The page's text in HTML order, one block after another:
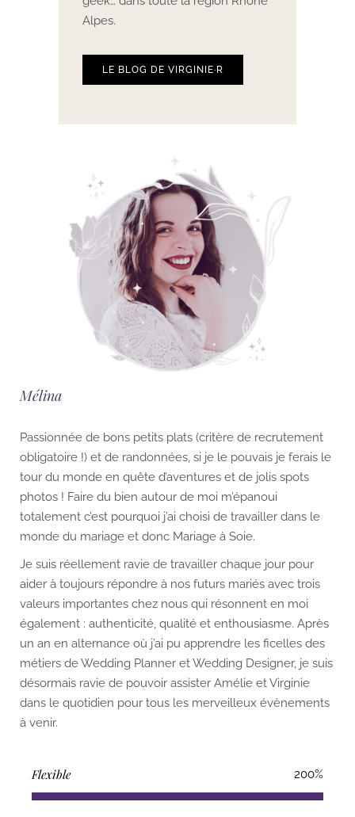
Alpes.
LE BLOG DE VIRGINIE·R
Mélina
Passionnée de bons petits plats (critère de recrutement
obligatoire !) et de randonnées, si je le pouvais je ferais le
tour du monde en quête d’aventures et de jolis spots
photos ! Faire du bien autour de moi m’épanoui
totalement c’est pourquoi j’ai choisi de travailler dans le
monde du mariage et donc Mariage à Soie.
Je suis réellement ravie de travailler chaque jour pour
aider à toujours répondre à nos futurs mariés avec trois
valeurs importantes chez nous qui résonnent en moi
également : authenticité, qualité et enthousiasme. Après
un an en alternance où j’ai pu apprendre les ficelles des
métiers de Wedding Planner et Wedding Designer, je suis
désormais ravie de pouvoir assister Amélie et Virginie
dans le quotidien pour tous les merveilleux évènements
à venir.
Flexible 200%